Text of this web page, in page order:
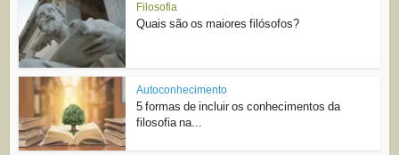
Filosofia
Quais são os maiores filósofos?
Autoconhecimento
5 formas de incluir os conhecimentos da
filosofia na...